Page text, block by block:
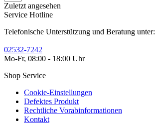
Zuletzt angesehen
Service Hotline
Telefonische Unterstützung und Beratung unter:
02532-7242
Mo-Fr, 08:00 - 18:00 Uhr
Shop Service
Cookie-Einstellungen
Defektes Produkt
Rechtliche Vorabinformationen
Kontakt